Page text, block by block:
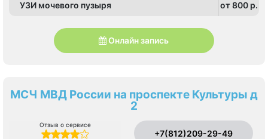
УЗИ мочевого пузыря от 800 p.
Онлайн запись
МСЧ МВД России на проспекте Культуры д
2
Отзыв о сервисе
+7(812)209-29-49